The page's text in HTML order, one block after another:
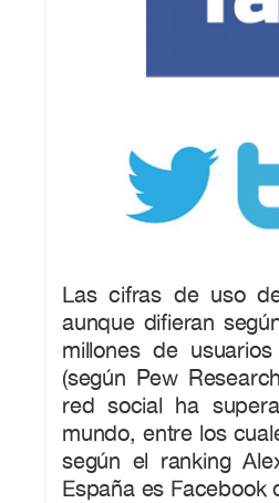
Las cifras de uso
aunque difieran
millones de
(según Pew
red social ha
mundo, entre los
según el ranking
España es Facebook